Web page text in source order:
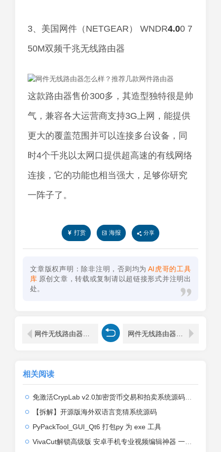
3、美国网件（NETGEAR） WNDR4.00 7
50M双频千兆无线路由器
这款路由器售价300多，其造型独特很是帅
气，兼容各大运营商支持3G上网，能提供
更大的覆盖范围并可以连接多台设备，同
时4个千兆以太网口提供超高速的有线网络
连接，它的功能也相当强大，足够你研究
一阵子了。
打赏 海报 分享
文章版权声明：除非注明，否则均为 AI虎哥的工具
库 原创文章，转载或复制请以超链接形式并注明出
处。
网件无线路由器安装设置完整教程 网件无线路由器怎么设置【图解】
相关阅读
免激活CrypLab v2.0加密货币交易和拍卖系统源码，前台新增中文后台全部汉化
【拆解】开源版海外双语言竞猜系统源码
PyPackTool_GUI_Qt6 打包py 为 exe 工具
VivaCut解锁高级版 安卓手机专业视频编辑神器 一键式AI加持